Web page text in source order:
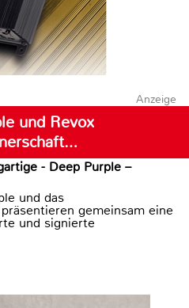
Anzeige
und Revox
- Deep Purple –
und das
gemeinsam eine
und signierte